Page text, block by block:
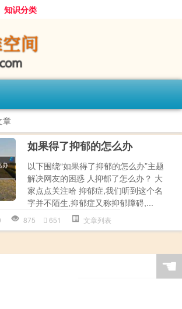
知识分类
章
如果得了抑郁的怎么办
以下围绕“如果得了抑郁的怎么办”主题
解决网友的困惑 人抑郁了怎么办？ 大
家点点关注哈 抑郁症,我们听到这个名
字并不陌生,抑郁症又称抑郁障碍,...
875 651 文章列表
☚